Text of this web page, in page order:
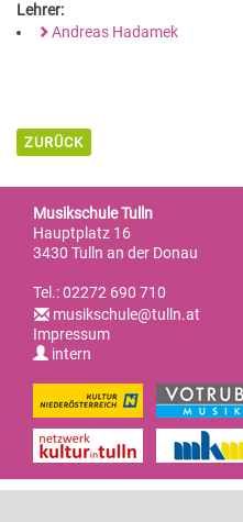
Lehrer:
Andreas Hadamek
ZURÜCK
Musikschule Tulln
Hauptplatz 16
3430 Tulln an der Donau
Tel.: 02272 690 710
musikschule@tulln.at
Impressum
intern